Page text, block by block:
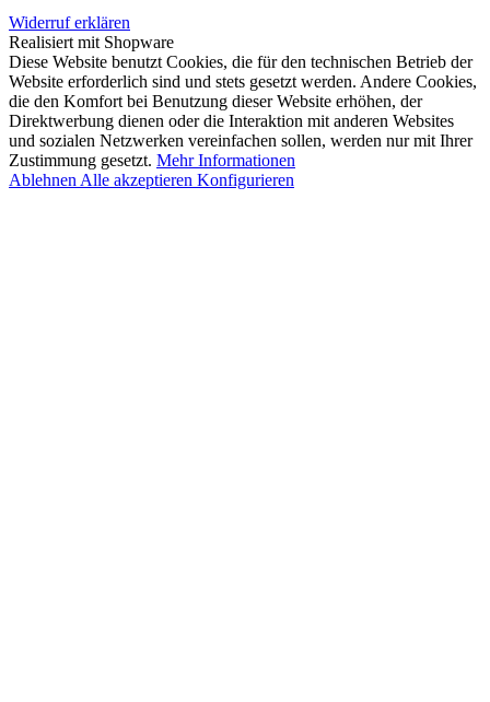
Widerruf erklären
Realisiert mit Shopware
Diese Website benutzt Cookies, die für den technischen Betrieb der
Website erforderlich sind und stets gesetzt werden. Andere Cookies,
die den Komfort bei Benutzung dieser Website erhöhen, der
Direktwerbung dienen oder die Interaktion mit anderen Websites
und sozialen Netzwerken vereinfachen sollen, werden nur mit Ihrer
Zustimmung gesetzt. Mehr Informationen
Ablehnen Alle akzeptieren Konfigurieren